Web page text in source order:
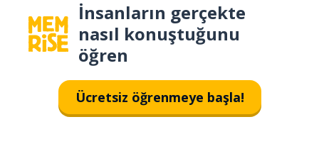
İnsanların gerçekte
nasıl konuştuğunu
öğren
Ücretsiz öğrenmeye başla!